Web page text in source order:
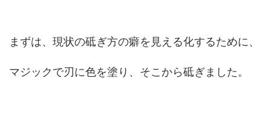
まずは、現状の砥ぎ方の癖を見える化するために、
マジックで刃に色を塗り、そこから砥ぎました。